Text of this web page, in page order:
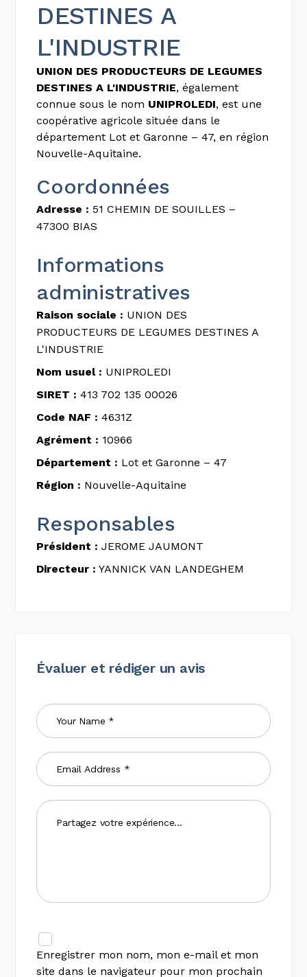
DESTINES A
L'INDUSTRIE
UNION DES PRODUCTEURS DE LEGUMES
DESTINES A L'INDUSTRIE, également
connue sous le nom UNIPROLEDI, est une
coopérative agricole située dans le
département Lot et Garonne – 47, en région
Nouvelle-Aquitaine.
Coordonnées
Adresse : 51 CHEMIN DE SOUILLES –
47300 BIAS
Informations
administratives
Raison sociale : UNION DES
PRODUCTEURS DE LEGUMES DESTINES A
L'INDUSTRIE
Nom usuel : UNIPROLEDI
SIRET : 413 702 135 00026
Code NAF : 4631Z
Agrément : 10966
Département : Lot et Garonne – 47
Région : Nouvelle-Aquitaine
Responsables
Président : JEROME JAUMONT
Directeur : YANNICK VAN LANDEGHEM
Évaluer et rédiger un avis
Enregistrer mon nom, mon e-mail et mon
site dans le navigateur pour mon prochain